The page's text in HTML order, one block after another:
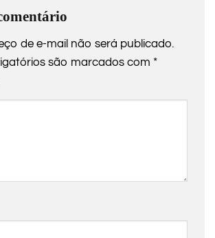
de e-mail não será publicado.
são marcados com *